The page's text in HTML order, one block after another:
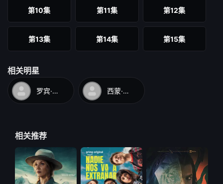
第10集 第11集 第12集
第13集 第14集 第15集
第16集
第19集 第20集
相关明星
罗宾·汤尼 西蒙·贝克
相关推荐